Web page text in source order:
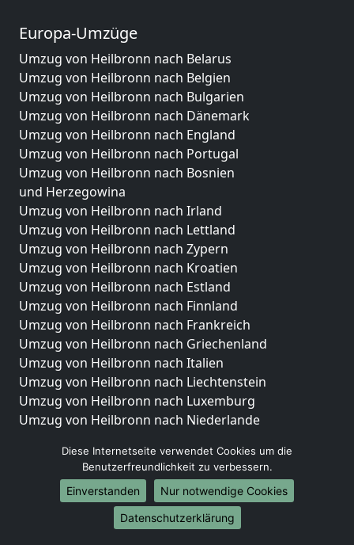
Europa-Umzüge
Umzug von Heilbronn nach Belarus
Umzug von Heilbronn nach Belgien
Umzug von Heilbronn nach Bulgarien
Umzug von Heilbronn nach Dänemark
Umzug von Heilbronn nach England
Umzug von Heilbronn nach Portugal
Umzug von Heilbronn nach Bosnien
und Herzegowina
Umzug von Heilbronn nach Irland
Umzug von Heilbronn nach Lettland
Umzug von Heilbronn nach Zypern
Umzug von Heilbronn nach Kroatien
Umzug von Heilbronn nach Estland
Umzug von Heilbronn nach Finnland
Umzug von Heilbronn nach Frankreich
Umzug von Heilbronn nach Griechenland
Umzug von Heilbronn nach Italien
Umzug von Heilbronn nach Liechtenstein
Umzug von Heilbronn nach Luxemburg
Umzug von Heilbronn nach Niederlande
Umzüge-Deutschlandweit
Umzug von Heilbronn nach Berlin
Umzug von Heilbronn nach Hamburg
Umzug von Heilbronn nach München
Diese Internetseite verwendet Cookies um die
Benutzerfreundlichkeit zu verbessern.
Einverstanden
Nur notwendige Cookies
Datenschutzerklärung